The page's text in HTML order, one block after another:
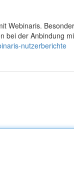
Webinaris.
bei der Anbindung
nutzerberichte